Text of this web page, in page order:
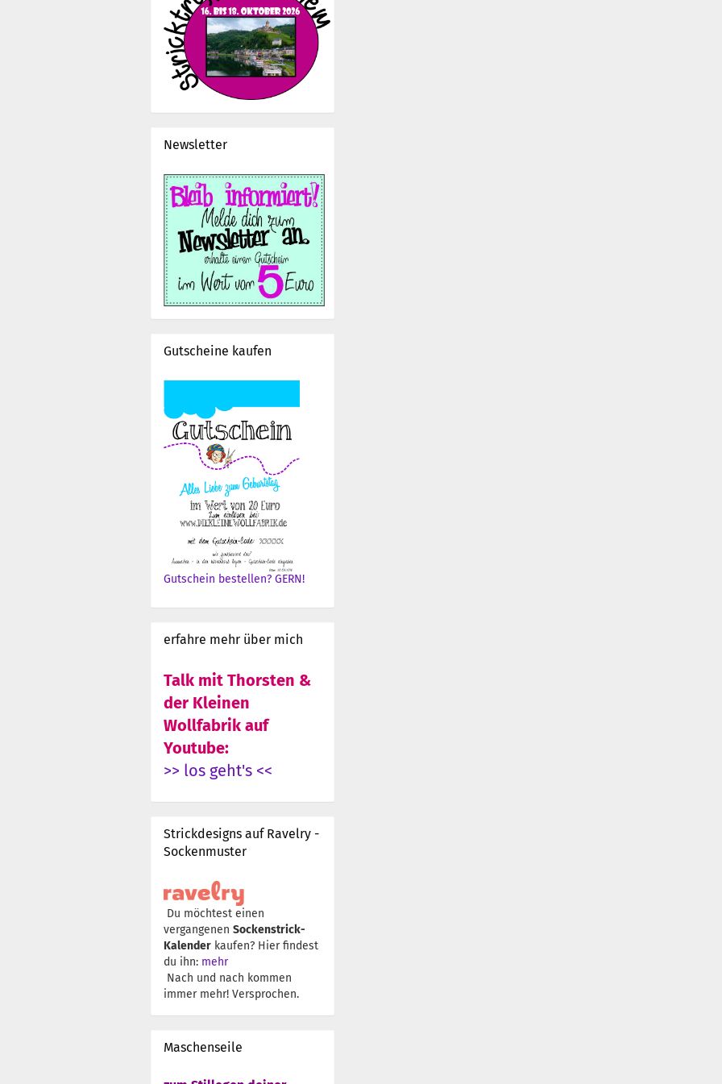
Newsletter
Gutscheine kaufen
Gutschein bestellen? GERN!
erfahre mehr über mich
Talk mit Thorsten &
der Kleinen
Wollfabrik auf
Youtube:
>> los geht's <<
Strickdesigns auf Ravelry -
Sockenmuster
Du möchtest einen
vergangenen Sockenstrick-
Kalender kaufen? Hier findest
du ihn: mehr
Nach und nach kommen
immer mehr! Versprochen.
Maschenseile